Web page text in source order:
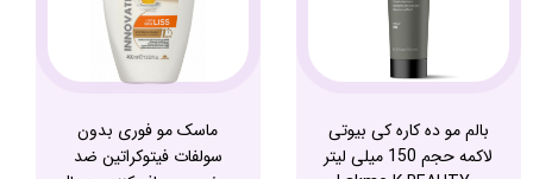
بالم مو ده کاره کی بیوتی
لاکمه حجم 150 میلی لیتر
ماسک مو فوری بدون
سولفات فیتوکراتین ضد